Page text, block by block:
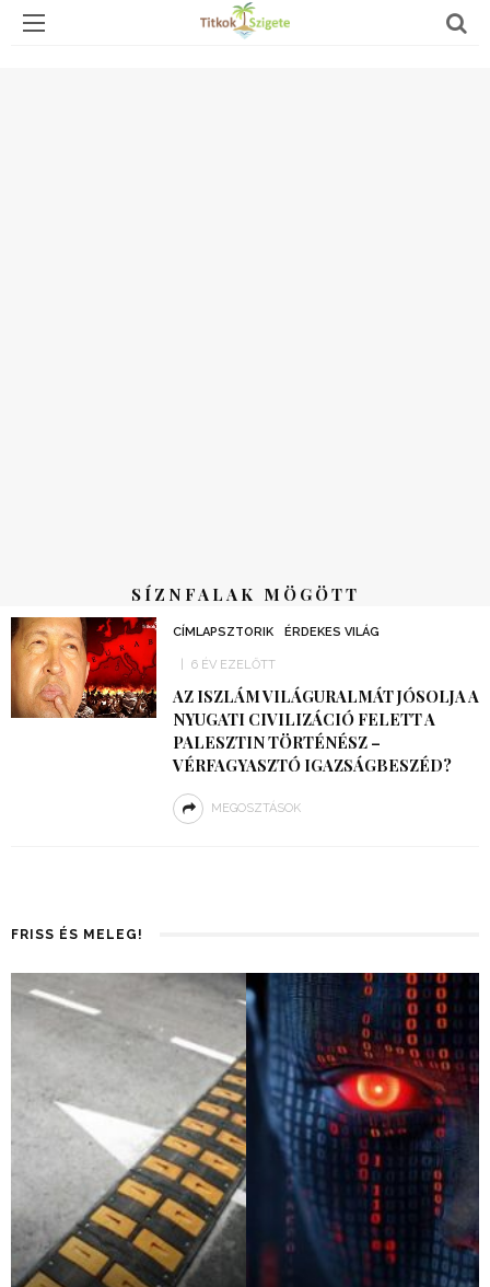
SÍZNFALAK MÖGÖTT
CÍMLAPSZTORIK ÉRDEKES VILÁG
6 ÉV EZELŐTT
AZ ISZLÁM VILÁGURALMÁT JÓSOLJA A
NYUGATI CIVILIZÁCIÓ FELETT A
PALESZTIN TÖRTÉNÉSZ –
VÉRFAGYASZTÓ IGAZSÁGBESZÉD?
MEGOSZTÁSOK
FRISS ÉS MELEG!